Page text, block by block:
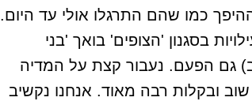
כמו שהם התרגלו אולי עד היום.
בסגנון 'הצופים' בואך 'בני
גם הפעם. נעבור קצת על המדיה
ובקלות רבה מאוד. אנחנו נקשיב